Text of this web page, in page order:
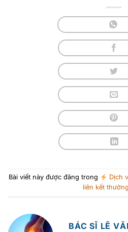
Bài viết này được đăng trong Dịch
liên kết
BÁC SĨ LÊ